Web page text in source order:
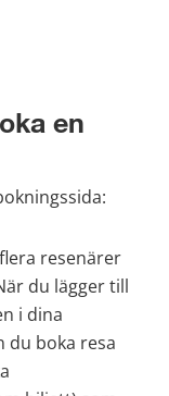
en
resenärer
du lägger till
i dina
du boka resa